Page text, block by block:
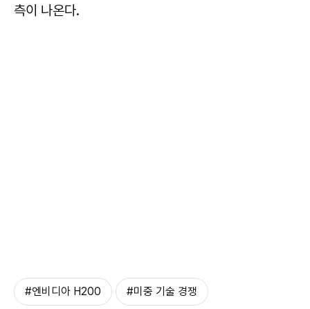
측이 나온다.
#엔비디아 H200 #미중 기술 경쟁